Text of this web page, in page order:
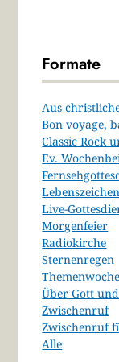
Formate
Aus
Bon voyage,
Classic Rock
Ev.
Lebenszeichen
Live-
Morgenfeier
Radiokirche
Sternenregen
Themenwoche
Über Gott
Zwischenruf
Zwischenruf
Alle